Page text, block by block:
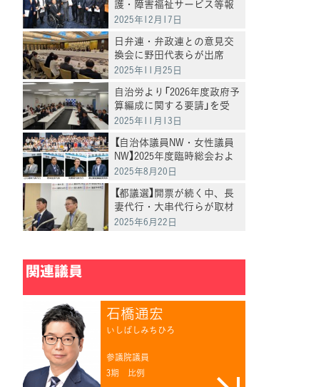
護・障害福祉サービス等報
酬の引き上げを求める要請」
2025年12月17日
日弁連・弁政連との意見交
換会に野田代表らが出席
2025年11月25日
自治労より「2026年度政府予
算編成に関する要請」を受
け、意見交換
2025年11月13日
【自治体議員NW・女性議員
NW】2025年度臨時総会およ
び合同夏季研修会を開催
2025年8月20日
【都議選】開票が続く中、長
妻代行・大串代行らが取材
に応じる
2025年6月22日
関連議員
石橋通宏
いしばしみちひろ
参議院議員
3期 比例